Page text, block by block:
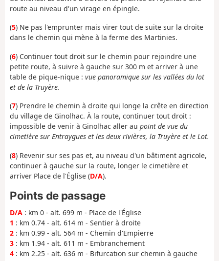
route au niveau d'un virage en épingle.
(5) Ne pas l'emprunter mais virer tout de suite sur la droite
dans le chemin qui mène à la ferme des Martinies.
(6) Continuer tout droit sur le chemin pour rejoindre une
petite route, à suivre à gauche sur 300 m et arriver à une
table de pique-nique : vue panoramique sur les vallées du lot
et de la Truyère.
(7) Prendre le chemin à droite qui longe la crête en direction
du village de Ginolhac. À la route, continuer tout droit :
impossible de venir à Ginolhac aller au point de vue du
cimetière sur Entraygues et les deux rivières, la Truyère et le Lot.
(8) Revenir sur ses pas et, au niveau d'un bâtiment agricole,
continuer à gauche sur la route, longer le cimetière et
arriver Place de l'Église (D/A).
Points de passage
D/A : km 0 - alt. 699 m - Place de l'Église
1 : km 0.74 - alt. 614 m - Sentier à droite
2 : km 0.99 - alt. 564 m - Chemin d'Empierre
3 : km 1.94 - alt. 611 m - Embranchement
4 : km 2.25 - alt. 636 m - Bifurcation sur chemin à gauche